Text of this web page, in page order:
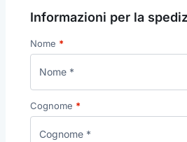
Informazioni per la
Nome *
Cognome *